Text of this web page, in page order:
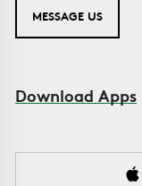
MESSAGE US
Download Apps